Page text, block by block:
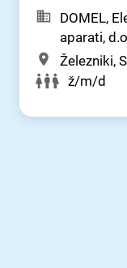
DOMEL,
aparati,
Železniki,
ž/m/d